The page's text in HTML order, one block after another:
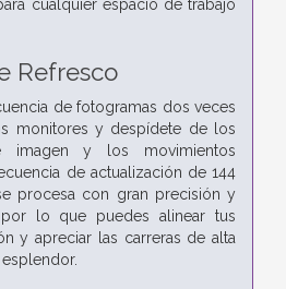
cualquier espacio de trabajo
Refresco
de fotogramas dos veces
monitores y despídete de los
imagen y los movimientos
de actualización de 144
procesa con gran precisión y
lo que puedes alinear tus
y apreciar las carreras de alta